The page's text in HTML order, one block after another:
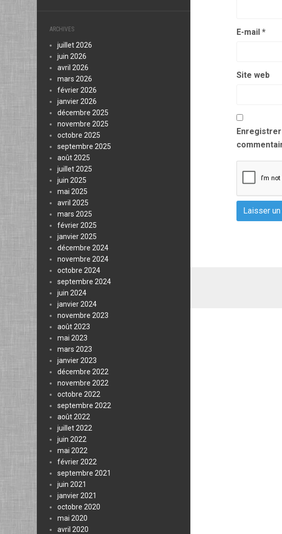
ARCHIVES
juillet 2026
juin 2026
avril 2026
mars 2026
février 2026
janvier 2026
décembre 2025
novembre 2025
octobre 2025
septembre 2025
août 2025
juillet 2025
juin 2025
mai 2025
avril 2025
mars 2025
février 2025
janvier 2025
décembre 2024
novembre 2024
octobre 2024
septembre 2024
juin 2024
janvier 2024
novembre 2023
août 2023
mai 2023
mars 2023
janvier 2023
décembre 2022
novembre 2022
octobre 2022
septembre 2022
août 2022
juillet 2022
juin 2022
mai 2022
février 2022
septembre 2021
juin 2021
janvier 2021
octobre 2020
mai 2020
avril 2020
E-mail *
Site web